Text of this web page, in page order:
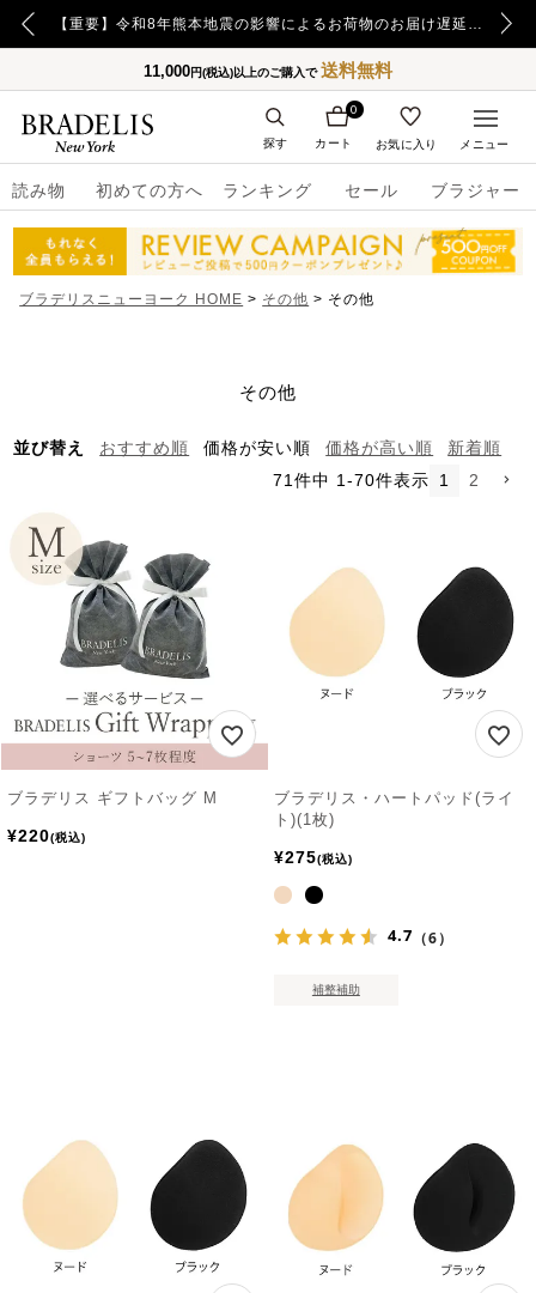
【重要】日本郵便の障害による配送への影響についてのお詫び 【重要】令和8年熊本地震の影響によるお荷物のお届け遅延について
11,000円(税込)以上のご購入で送料無料
読み物 初めての方へ ランキング セール ブラジャー
カート
0
お気に入り
探す メニュー
ブラデリスニューヨーク HOME その他 その他
その他
並び替え おすすめ順 価格が安い順 価格が高い順
新着順
71 件中 1 -70件表示 1 2
ブラデリス ギフトバッグ M
¥220 税込
ブラデリス・ハートパッド(ライ
ト)(1枚)
¥275 税込
4.7 （6）
補整補助